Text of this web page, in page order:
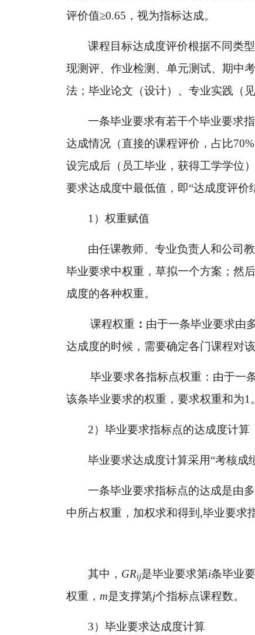
评价值≥0.65 ，视为指标达成。
课程目标达成度评价根据不同类
现测评、作业检测、单元测试、期中
法；毕业论文（设计）、专业实践（
一条毕业要求有若干个毕业要求
达成情况（直接的课程评价，占比70%
设完成后（员工毕业，获得工学学位
要求达成度中最低值，即“达成度评价
1 ）权重赋值
由任课教师、专业负责人和公司
毕业要求中权重，草拟一个方案；然
成度的各种权重。
课程权重 ： 由于一条毕业要求由
达成度的时候，需要确定各门课程对
毕业要求各指标点权重：由于一
该条毕业要求的权重，要求权重和为1 。
2）毕业要求指标点的达成度计算
毕业要求达成度计算采用“考核成
一条毕业要求指标点的达成是由
中所占权重，加权求和得到 ,毕业要求
其中， GRij是毕业要求第i条毕业
权重， m是支撑第j个指标点课程数。
3）毕业要求达成度计算